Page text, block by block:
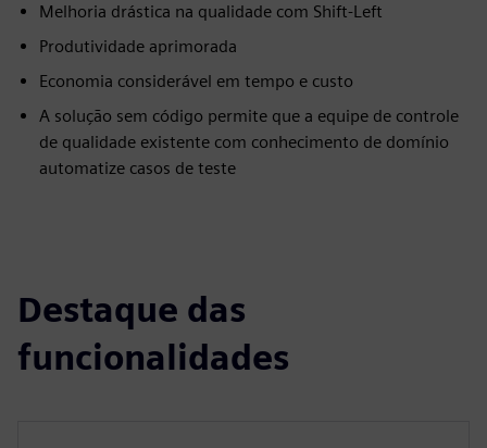
Melhoria drástica na qualidade com Shift-Left
Produtividade aprimorada
Economia considerável em tempo e custo
A solução sem código permite que a equipe de controle
de qualidade existente com conhecimento de domínio
automatize casos de teste
Destaque das
funcionalidades